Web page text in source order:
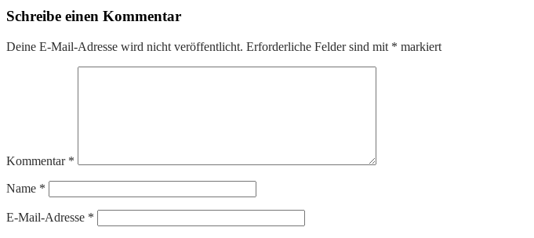
Schreibe einen Kommentar
Deine E-Mail-Adresse wird nicht veröffentlicht. Erforderliche Felder sind mit * markiert
Kommentar *
Name *
E-Mail-Adresse *